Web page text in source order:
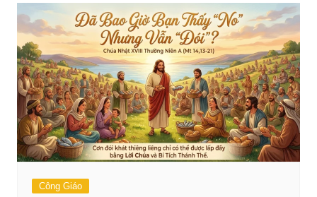
Công Giáo